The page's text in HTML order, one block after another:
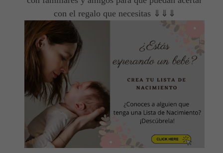
con el regalo que necesitas ⇓⇓⇓